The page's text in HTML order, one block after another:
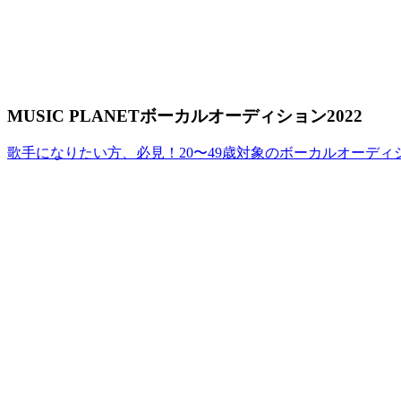
MUSIC PLANETボーカルオーディション2022
歌手になりたい方、必見！20〜49歳対象のボーカルオーディ